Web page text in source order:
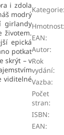
i zdola
modrý
girlandy
životem.
epická
potkat
skrýt – v
viditelné
Kategorie:
Hmotnost:
EAN:
Autor:
Rok
vydání:
Vazba:
Počet
stran:
ISBN:
EAN: